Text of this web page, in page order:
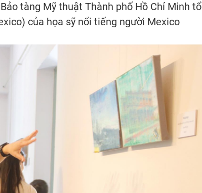
tàng Mỹ thuật Thành phố Hồ Chí Minh tổ
của họa sỹ nổi tiếng người Mexico